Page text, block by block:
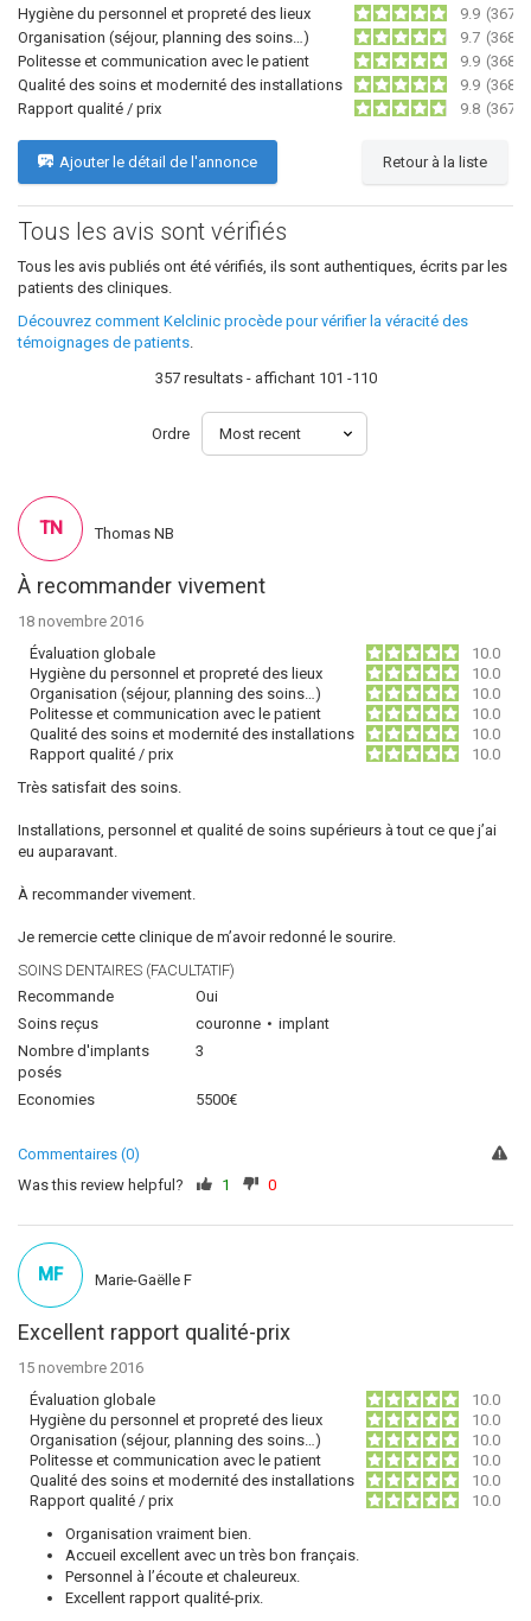
Hygiène du personnel et propreté des lieux
9.9 (367)
Organisation (séjour, planning des soins…)
9.7 (368)
Politesse et communication avec le patient
9.9 (368)
Qualité des soins et modernité des installations
9.9 (368)
Rapport qualité / prix
9.8 (367)
Ajouter le détail de l'annonce Retour à la liste
Tous les avis sont vérifiés
Tous les avis publiés ont été vérifiés, ils sont authentiques, écrits par les
patients des cliniques.
Découvrez comment Kelclinic procède pour vérifier la véracité des
témoignages de patients
357 resultats - affichant 101 -110
Ordre
À recommander vivement
18 novembre 2016
Évaluation globale
10.0
Hygiène du personnel et propreté des lieux
10.0
Organisation (séjour, planning des soins…)
10.0
Politesse et communication avec le patient
10.0
Qualité des soins et modernité des installations
10.0
Rapport qualité / prix
10.0
Très satisfait des soins.
Installations, personnel et qualité de soins supérieurs à tout ce que j’ai
eu auparavant.
À recommander vivement.
Je remercie cette clinique de m’avoir redonné le sourire.
SOINS DENTAIRES (FACULTATIF)
Recommande
Oui
Soins reçus
couronne
implant
Nombre d'implants
posés
3
Economies 5500€
TN Thomas NB
Commentaires (0)
Was this review helpful?
1 0
Excellent rapport qualité-prix
15 novembre 2016
Évaluation globale
10.0
Hygiène du personnel et propreté des lieux
10.0
Organisation (séjour, planning des soins…)
10.0
Politesse et communication avec le patient
10.0
Qualité des soins et modernité des installations
10.0
Rapport qualité / prix
10.0
Organisation vraiment bien.
Accueil excellent avec un très bon français.
Personnel à l’écoute et chaleureux.
Excellent rapport qualité-prix.
MF Marie-Gaëlle F